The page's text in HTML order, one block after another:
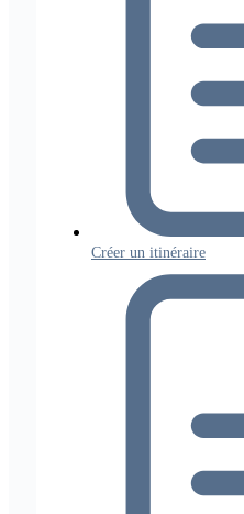
Créer un itinéraire